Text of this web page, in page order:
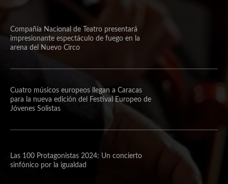
Compañía Nacional de Teatro presentará
impresionante espectáculo de fuego en la
arena del Nuevo Circo
Cuatro músicos europeos llegan a Caracas
para la nueva edición del Festival Europeo de
Jóvenes Solistas
Las 100 Protagonistas 2024: Un concierto
sinfónico por la igualdad